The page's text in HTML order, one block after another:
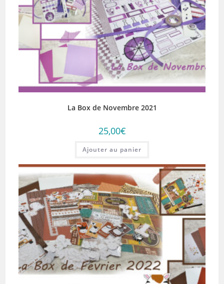
La Box de Novembre 2021
25,00€
Ajouter au panier